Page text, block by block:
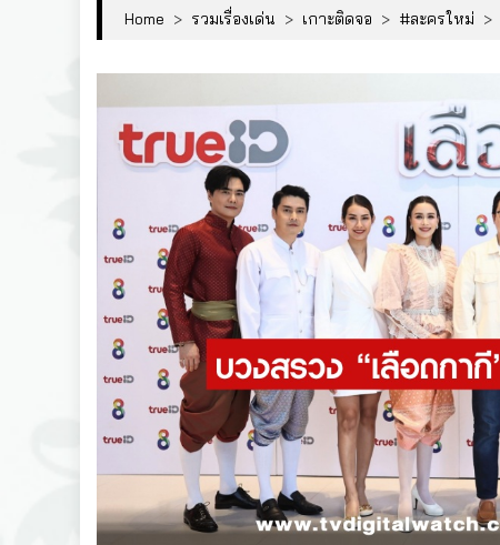
Home > รวมเรื่องเด่น > เกาะติดจอ > #ละครใหม่ >